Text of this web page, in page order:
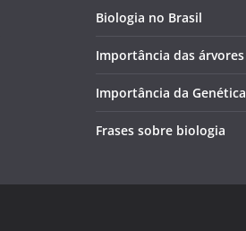
Biologia no Brasil
Importância das árvores
Importância da Genética
Frases sobre biologia